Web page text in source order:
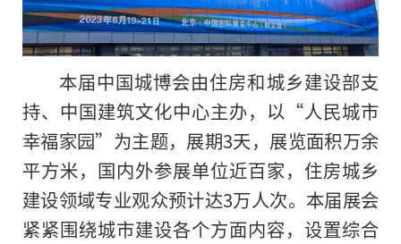
本届中国城博会由住房和城乡建设部支
持、中国建筑文化中心主办，以“人民城市
幸福家园”为主题，展期3天，展览面积万余
平方米，国内外参展单位近百家，住房城乡
建设领域专业观众预计达3万人次。本届展会
紧紧围绕城市建设各个方面内容，设置综合